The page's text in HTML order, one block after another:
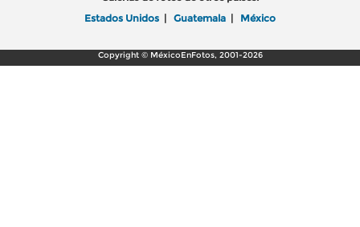
Estados Unidos | Guatemala | México
Copyright © MéxicoEnFotos, 2001-2026